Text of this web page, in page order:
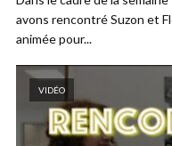
avons rencontré Suzon et
animée pour...
VIDÉO